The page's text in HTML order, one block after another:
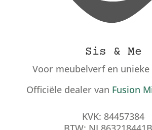
Sis & Me
Voor meubelverf en unieke
Officiële dealer van Fusion
KVK: 84457384